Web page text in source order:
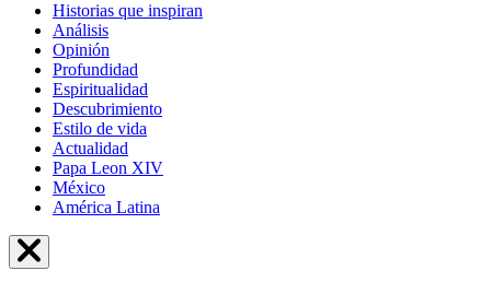
Historias que inspiran
Análisis
Opinión
Profundidad
Espiritualidad
Descubrimiento
Estilo de vida
Actualidad
Papa Leon XIV
México
América Latina